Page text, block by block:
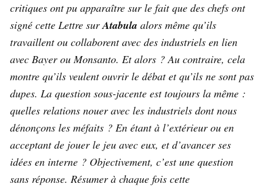
critiques ont pu apparaître sur le fait que des chefs ont
signé cette Lettre surAtabula alors même qu’ils
travaillent ou collaborent avec des industriels en lien
avec Bayer ou Monsanto. Et alors ? Au contraire, cela
montre qu’ils veulent ouvrir le débat et qu’ils ne sont pas
dupes. La question sous-jacente est toujours la même :
quelles relations nouer avec les industriels dont nous
dénonçons les méfaits ? En étant à l’extérieur ou en
acceptant de jouer le jeu avec eux, et d’avancer ses
idées en interne ? Objectivement, c’est une question
sans réponse. Résumer à chaque fois cette